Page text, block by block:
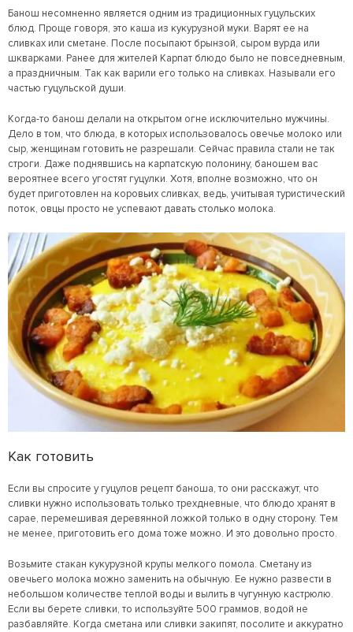
Банош несомненно является одним из традиционных гуцульских
блюд. Проще говоря, это каша из кукурузной муки. Варят ее на
сливках или сметане. После посыпают брынзой, сыром вурда или
шкварками. Ранее для жителей Карпат блюдо было не повседневным,
а праздничным. Так как варили его только на сливках. Называли его
частью гуцульской души.
Когда-то банош делали на открытом огне исключительно мужчины.
Дело в том, что блюда, в которых использовалось овечье молоко или
сыр, женщинам готовить не разрешали. Сейчас правила стали не так
строги. Даже поднявшись на карпатскую полонину, баношем вас
вероятнее всего угостят гуцулки. Хотя, вполне возможно, что он
будет приготовлен на коровьих сливках, ведь, учитывая туристический
поток, овцы просто не успевают давать столько молока.
Как готовить
Если вы спросите у гуцулов рецепт баноша, то они расскажут, что
сливки нужно использовать только трехдневные, что блюдо хранят в
сарае, перемешивая деревянной ложкой только в одну сторону. Тем
не менее, приготовить его дома тоже можно. И это довольно просто.
Возьмите стакан кукурузной крупы мелкого помола. Сметану из
овечьего молока можно заменить на обычную. Ее нужно развести в
небольшом количестве теплой воды и вылить в чугунную кастрюлю.
Если вы берете сливки, то используйте 500 граммов, водой не
разбавляйте. Когда сметана или сливки закипят, посолите и аккуратно